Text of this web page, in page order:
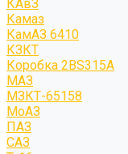
КАвЗ
Камаз
КамАЗ 6410
КЗКТ
Коробка 2BS315A
МАЗ
МЗКТ-65158
МоАЗ
ПАЗ
САЗ